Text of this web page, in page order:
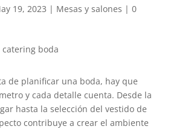
19, 2023 | Mesas y salones | 0
de planificar una boda, hay que
y cada detalle cuenta. Desde la
hasta la selección del vestido de
contribuye a crear el ambiente